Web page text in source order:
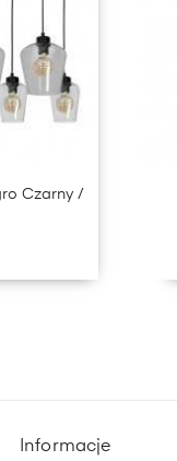
Czarny /
Informacje